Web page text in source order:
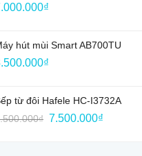
₫
hút mùi Smart AB700TU
₫
từ đôi Hafele HC-I3732A
₫ Giá
7.500.000₫